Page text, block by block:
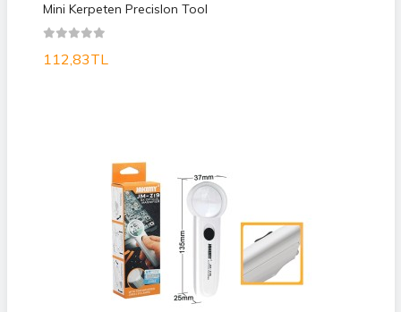
Mini Kerpeten Precislon Tool
112,83TL